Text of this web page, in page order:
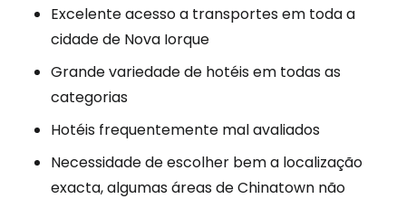
Excelente acesso a transportes em toda a
cidade de Nova Iorque
Grande variedade de hotéis em todas as
categorias
Hotéis frequentemente mal avaliados
Necessidade de escolher bem a localização
exacta, algumas áreas de Chinatown não